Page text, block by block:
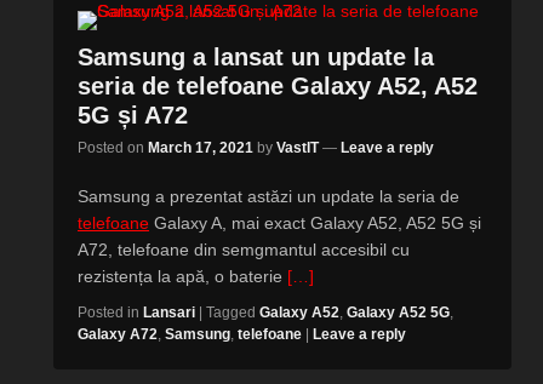
Samsung a lansat un update la
seria de telefoane Galaxy A52, A52
5G și A72
Posted on March 17, 2021 by VastIT — Leave a reply
Samsung a prezentat astăzi un update la seria de
telefoane Galaxy A, mai exact Galaxy A52, A52 5G și
A72, telefoane din semgmantul accesibil cu
rezistența la apă, o baterie […]
Posted in Lansari Tagged Galaxy A52, Galaxy A52 5G,
Galaxy A72, Samsung, telefoane Leave a reply